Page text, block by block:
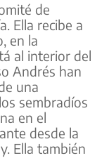
de
Ella recibe a
en la
al interior del
Andrés han
una
sembradíos
en el
desde la
Ella también